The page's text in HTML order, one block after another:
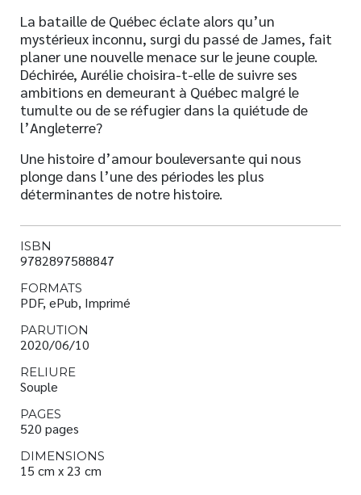
La bataille de Québec éclate alors qu’un
mystérieux inconnu, surgi du passé de James, fait
planer une nouvelle menace sur le jeune couple.
Déchirée, Aurélie choisira-t-elle de suivre ses
ambitions en demeurant à Québec malgré le
tumulte ou de se réfugier dans la quiétude de
l’Angleterre?
Une histoire d’amour bouleversante qui nous
plonge dans l’une des périodes les plus
déterminantes de notre histoire.
ISBN
9782897588847
FORMATS
PDF, ePub, Imprimé
PARUTION
2020/06/10
RELIURE
Souple
PAGES
520 pages
DIMENSIONS
15 cm x 23 cm